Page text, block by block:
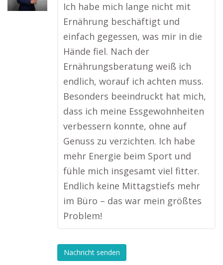
Ich habe mich lange nicht mit
Ernährung beschäftigt und
einfach gegessen, was mir in die
Hände fiel. Nach der
Ernährungsberatung weiß ich
endlich, worauf ich achten muss.
Besonders beeindruckt hat mich,
dass ich meine Essgewohnheiten
verbessern konnte, ohne auf
Genuss zu verzichten. Ich habe
mehr Energie beim Sport und
fühle mich insgesamt viel fitter.
Endlich keine Mittagstiefs mehr
im Büro – das war mein größtes
Problem!
Nachricht senden